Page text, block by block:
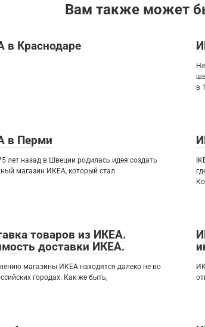
Вам также может
в Краснодаре
в
в Перми
лет назад в Швеции родилась идея создать
магазин ИКЕА, который стал
товаров из ИКЕА.
доставки ИКЕА.
магазины ИКЕА находятся далеко не во
городах. Как же быть,